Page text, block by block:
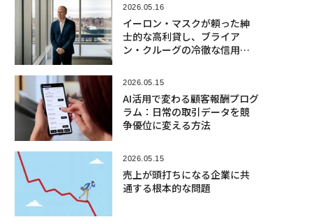
2026.05.16
イーロン・マスクが頼った紳
士的な高利貸し、ブライア
ン・クルーグの冷徹な信用評
2026.05.15
AI活用で変わる顧客報酬プログ
ラム：日常の取引データを競
争優位に変える方法
2026.05.15
売上が頭打ちになる企業に共
通する根本的な問題